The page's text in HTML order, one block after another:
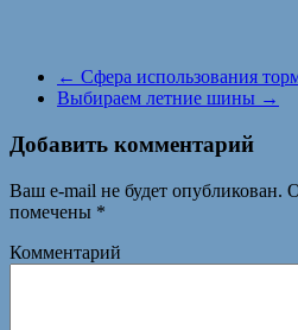
← Сфера использования
Выбираем летние шины →
Добавить комментарий
Ваш e-mail не будет опубликован.
помечены *
Комментарий